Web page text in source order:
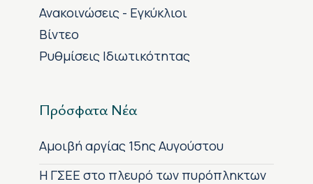
Ανακοινώσεις - Εγκύκλιοι
Βίντεο
Ρυθμίσεις Ιδιωτικότητας
Πρόσφατα Νέα
Αμοιβή αργίας 15ης Αυγούστου
H ΓΣΕΕ στο πλευρό των πυρόπληκτων